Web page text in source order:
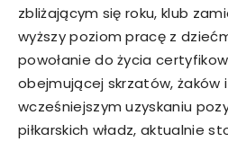
zbliżającym się roku, klub
wyższy poziom pracę z
powołanie do życia
obejmującej skrzatów, żaków i
wcześniejszym uzyskaniu
piłkarskich władz, aktualnie